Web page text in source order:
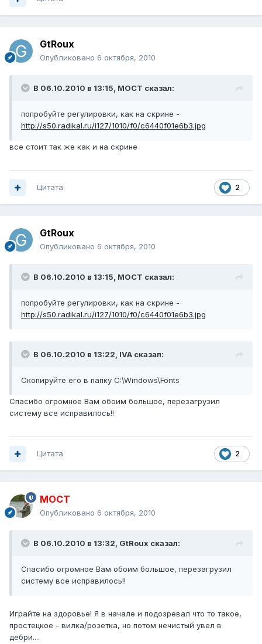
GtRoux
Опубликовано 6 октября, 2010
В 06.10.2010 в 13:15, MOCT сказал:
попробуйте регулировки, как на скрине -
http://s50.radikal.ru/i127/1010/f0/c6440f01e6b3.jpg
все стоит так же как и на скрине
2
Цитата
GtRoux
Опубликовано 6 октября, 2010
В 06.10.2010 в 13:15, MOCT сказал:
попробуйте регулировки, как на скрине -
http://s50.radikal.ru/i127/1010/f0/c6440f01e6b3.jpg
В 06.10.2010 в 13:22, IVA сказал:
Скопируйте его в папку C:\Windows\Fonts
Спасибо огромное Вам обоим большое, перезагрузил
систему все исправилось!!
2
Цитата
MOCT
Опубликовано 6 октября, 2010
В 06.10.2010 в 13:32, GtRoux сказал:
Спасибо огромное Вам обоим большое, перезагрузил
систему все исправилось!!
Играйте на здоровье! Я в начале и подозревал что то такое,
простецкое - вилка/розетка, но потом нечистый увел в
дебри....